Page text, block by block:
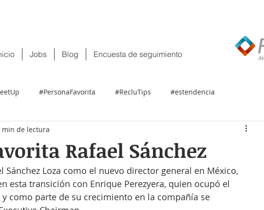
Jobs Blog Encuesta de seguimiento
#PersonaFavorita #RecluTips #estendencia
Rafael Sánchez
min de lectura
Sánchez Loza como el nuevo director general en México,
esta transición con Enrique Perezyera, quien ocupó el
como parte de su crecimiento en la compañía se